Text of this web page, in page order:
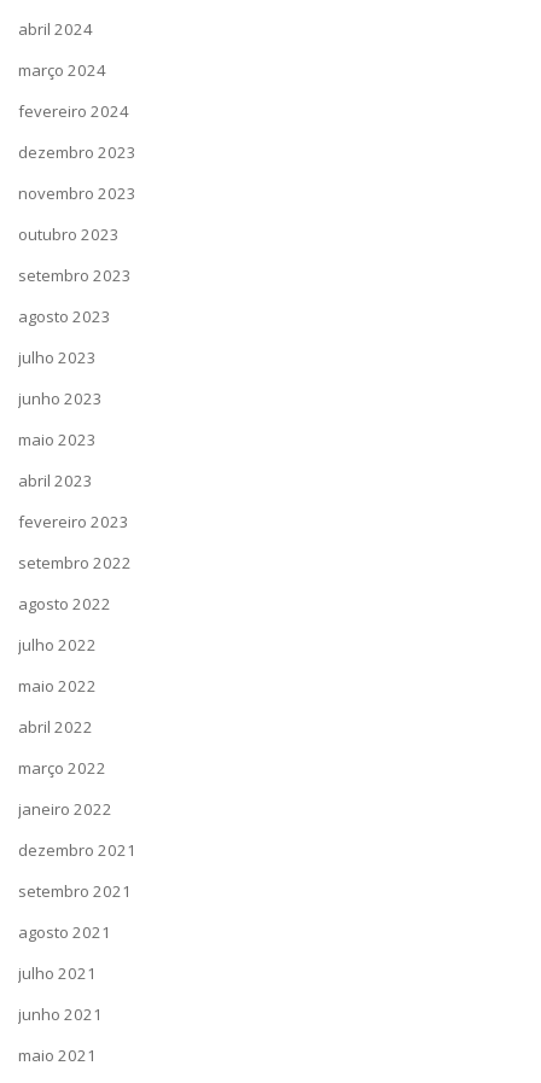
abril 2024
março 2024
fevereiro 2024
dezembro 2023
novembro 2023
outubro 2023
setembro 2023
agosto 2023
julho 2023
junho 2023
maio 2023
abril 2023
fevereiro 2023
setembro 2022
agosto 2022
julho 2022
maio 2022
abril 2022
março 2022
janeiro 2022
dezembro 2021
setembro 2021
agosto 2021
julho 2021
junho 2021
maio 2021